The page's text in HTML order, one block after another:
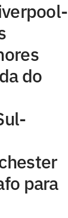
do
para